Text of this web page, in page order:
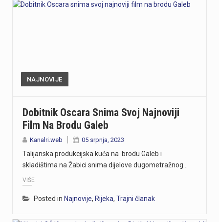
NAJNOVIJE
Dobitnik Oscara Snima Svoj Najnoviji
Film Na Brodu Galeb
Kanalri.web 05 srpnja, 2023
Talijanska produkcijska kuća na brodu Galeb i
skladištima na Žabici snima dijelove dugometražnog…
VIŠE
Posted in Najnovije, Rijeka, Trajni članak